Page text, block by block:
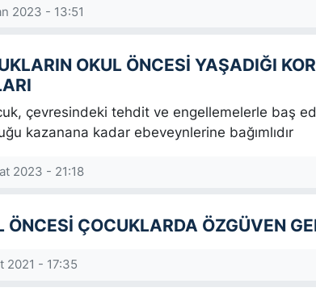
2023 - 13:51
OKUL ÖNCESİ YAŞADIĞI
çevresindeki tehdit ve engellemelerle baş
kazanana kadar ebeveynlerine bağımlıdır
2023 - 21:18
ÖNCESİ ÇOCUKLARDA ÖZGÜVEN
2021 - 17:35
GÜNDEMİ